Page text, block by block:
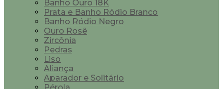
Banho Ouro 18K
Prata e Banho Ródio Branco
Banho Ródio Negro
Ouro Rosê
Zircônia
Pedras
Liso
Aliança
Aparador e Solitário